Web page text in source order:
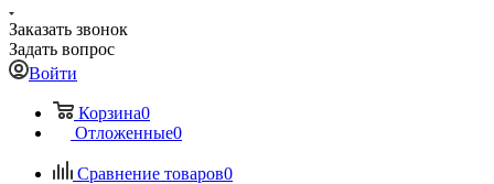
Заказать звонок
Задать вопрос
Войти
Корзина0
Отложенные0
Сравнение товаров0